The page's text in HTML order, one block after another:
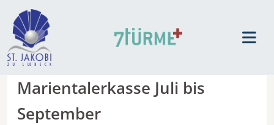
Marientalerkasse Juli bis
September